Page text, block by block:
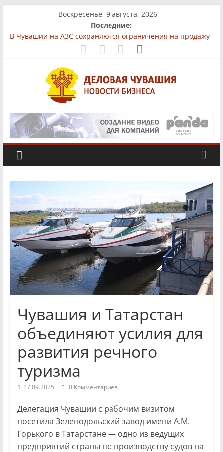
content
Воскресенье, 9 августа, 2026
Последние:
В Чувашии на АЗС сохраняются ограничения на продажу
Бизнес-парк «КУБ»: всё для роста в одной локации
Фермер из Чувашии увеличит производство
африканского сома втрое
«Юнител Инжиниринг» вложит 1,3 млрд рублей в
производство в Чебоксарах
Деловая
Чувашия.
Новости
бизнеса
и
экономики
Новости
Чувашской
Чебоксар.
События
происшествия,
интервью,
инсайды.
Чувашия и Татарстан
объединяют усилия для
развития речного
туризма
17.09.2025 0 Комментариев
Делегация Чувашии с рабочим визитом
посетила Зеленодольский завод имени А.М.
Горького в Татарстане — одно из ведущих
предприятий страны по производству судов на